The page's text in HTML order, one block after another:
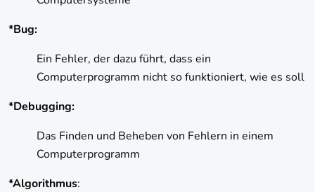
*Bug:
Ein Fehler, der dazu führt, dass ein
Computerprogramm nicht so funktioniert, wie es soll
*Debugging:
Das Finden und Beheben von Fehlern in einem
Computerprogramm
*Algorithmus: